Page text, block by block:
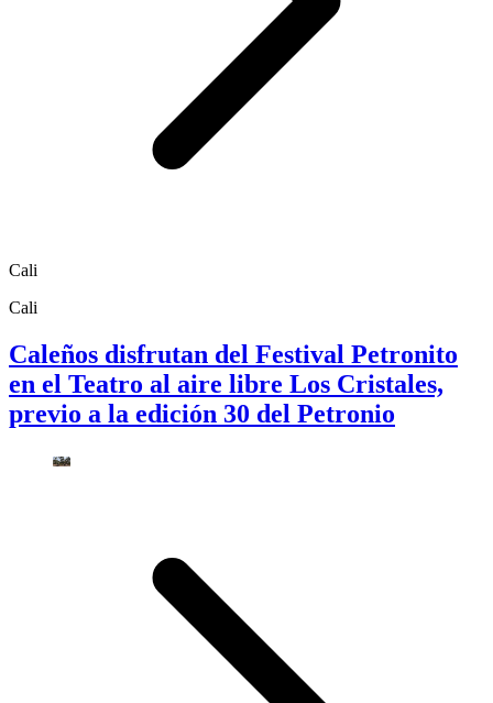
Cali
Cali
Caleños disfrutan del Festival Petronito
en el Teatro al aire libre Los Cristales,
previo a la edición 30 del Petronio